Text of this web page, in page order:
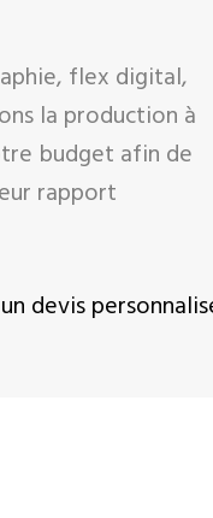
flex digital,
la production à
budget afin de
rapport
devis